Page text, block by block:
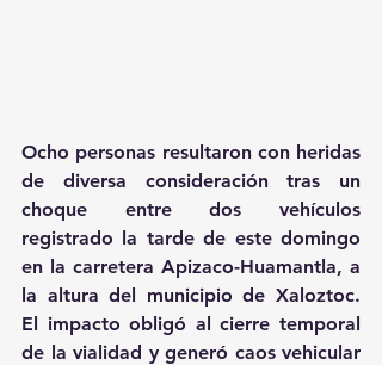
Ocho personas resultaron con heridas
de diversa consideración tras un
choque entre dos vehículos
registrado la tarde de este domingo
en la carretera Apizaco-Huamantla, a
la altura del municipio de Xaloztoc.
El impacto obligó al cierre temporal
de la vialidad y generó caos vehicular